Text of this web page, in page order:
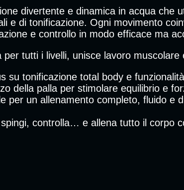
divertente e dinamica in acqua che
e di tonificazione. Ogni movimento
e controllo in modo efficace ma
per tutti i livelli, unisce lavoro muscolare
su tonificazione total body e
della palla per stimolare equilibrio e
per un allenamento completo, fluido e
controlla… e allena tutto il corpo